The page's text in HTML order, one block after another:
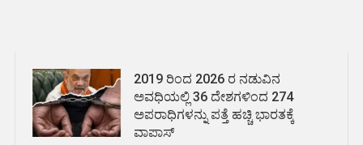
2019 ರಿಂದ 2026 ರ ನಡುವಿನ
ಅವಧಿಯಲ್ಲಿ 36 ದೇಶಗಳಿಂದ 274
ಅಪರಾಧಿಗಳನ್ನು ಪತ್ತೆ ಹಚ್ಚಿ ಭಾರತಕ್ಕೆ
ವಾಪಾಸ್